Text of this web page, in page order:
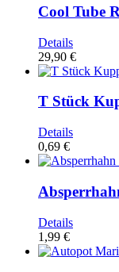
Cool Tube
Details
29,90 €
T Stück
Details
0,69 €
Details
1,99 €